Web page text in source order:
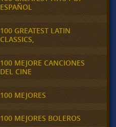
ESPAÑOL
100 GREATEST LATIN
CLASSICS,
100 MEJORE CANCIONES
DEL CINE
100 MEJORES
100 MEJORES BOLEROS